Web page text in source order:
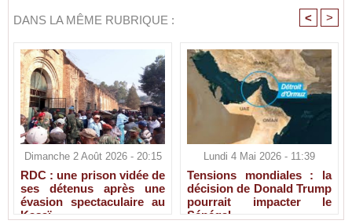
DANS LA MÊME RUBRIQUE : < >
Dimanche 2 Août 2026 - 20:15
RDC : une prison vidée de
ses détenus après une
évasion spectaculaire au
Kasaï
Lundi 4 Mai 2026 - 11:39
Tensions mondiales : la
décision de Donald Trump
pourrait impacter le
Sénégal